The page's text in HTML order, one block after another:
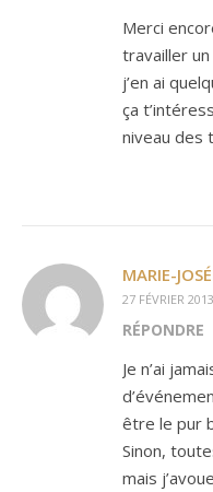
Merci
travailler
j’en ai
ça
niveau des
MARIE-
27 FÉVRIER
RÉPONDRE
Je n’ai
être le pur
Sinon,
mais